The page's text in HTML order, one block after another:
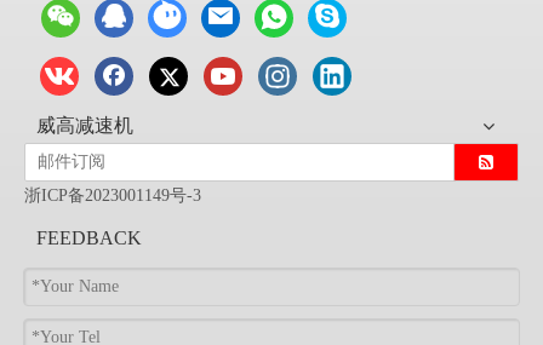
威高减速机
浙ICP备2023001149号-3
FEEDBACK